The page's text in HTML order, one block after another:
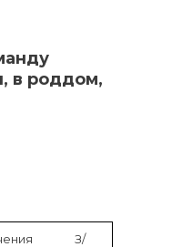
в роддом,
З/